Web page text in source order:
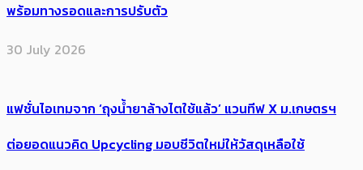
พร้อมทางรอดและการปรับตัว
30 July 2026
แฟชั่นไอเทมจาก ‘ถุงน้ำยาล้างไตใช้แล้ว’ แวนทีฟ X ม.เกษตรฯ
ต่อยอดแนวคิด Upcycling มอบชีวิตใหม่ให้วัสดุเหลือใช้